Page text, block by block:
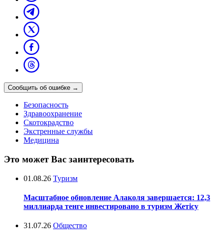
Сообщить об ошибке →
Безопасность
Здравоохранение
Скотокрадство
Экстренные службы
Медицина
Это может Вас заинтересовать
01.08.26 Туризм
Масштабное обновление Алаколя завершается: 12,3
миллиарда тенге инвестировано в туризм Жетісу
31.07.26 Общество